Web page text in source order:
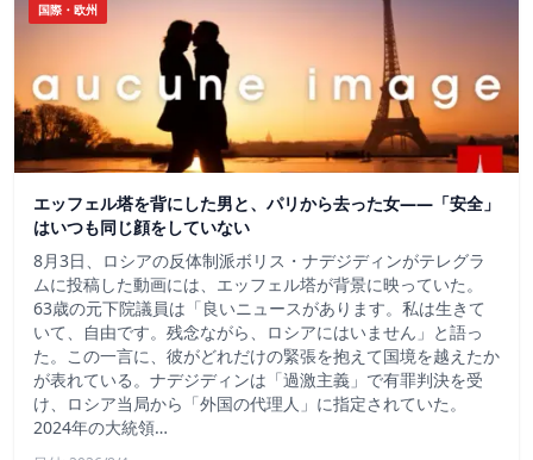
国際・欧州
エッフェル塔を背にした男と、パリから去った女——「安全」
はいつも同じ顔をしていない
8月3日、ロシアの反体制派ボリス・ナデジディンがテレグラ
ムに投稿した動画には、エッフェル塔が背景に映っていた。
63歳の元下院議員は「良いニュースがあります。私は生きて
いて、自由です。残念ながら、ロシアにはいません」と語っ
た。この一言に、彼がどれだけの緊張を抱えて国境を越えたか
が表れている。ナデジディンは「過激主義」で有罪判決を受
け、ロシア当局から「外国の代理人」に指定されていた。
2024年の大統領…